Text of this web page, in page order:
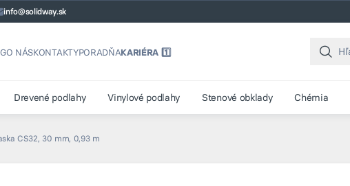
info@solidway.sk
O NÁSKONTAKTYPORADŇAKARIÉRA 1️⃣
Drevené podlahy Vinylové podlahy Stenové obklady Chémia
CS32, 30 mm, 0,93 m